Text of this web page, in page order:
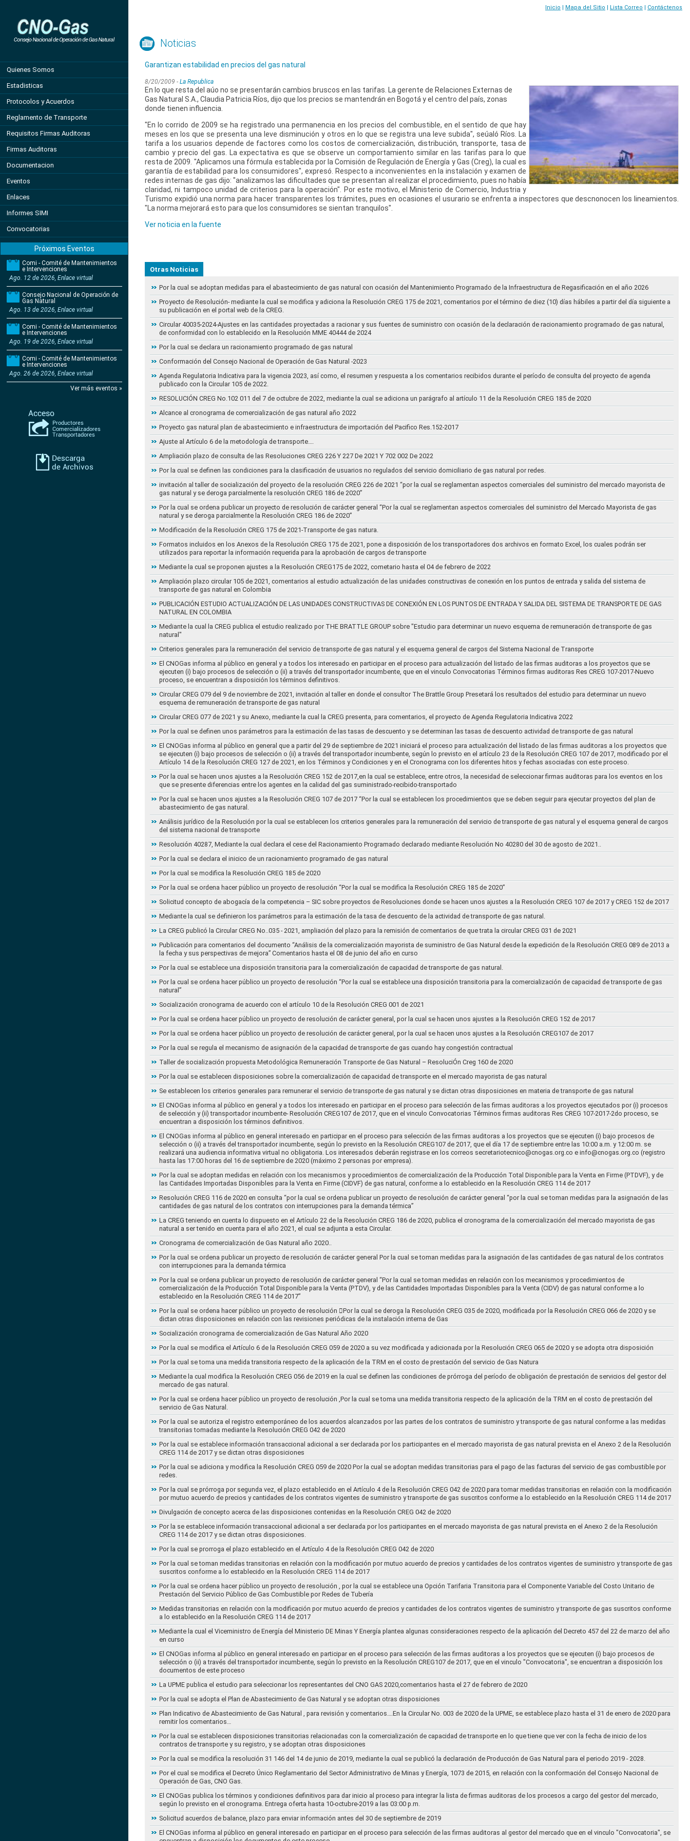
Quienes Somos
Estadisticas
Protocolos y Acuerdos
Reglamento de Transporte
Requisitos Firmas Auditoras
Firmas Auditoras
Documentacion
Eventos
Enlaces
Informes SIMI
Convocatorias
Próximos Eventos
Comi - Comité de Mantenimientos
e Intervenciones
Ago. 12 de 2026, Enlace virtual
Consejo Nacional de Operación de
Gas Natural
Ago. 13 de 2026, Enlace virtual
Comi - Comité de Mantenimientos
e Intervenciones
Ago. 19 de 2026, Enlace virtual
Comi - Comité de Mantenimientos
e Intervenciones
Ago. 26 de 2026, Enlace virtual
Ver más eventos »
Inicio | Mapa del Sitio | Lista Correo | Contáctenos
Noticias
Garantizan estabilidad en precios del gas natural
8/20/2009 - La Republica
En lo que resta del aúo no se presentarán cambios bruscos en las tarifas. La gerente de Relaciones Externas de
Gas Natural S.A., Claudia Patricia Ríos, dijo que los precios se mantendrán en Bogotá y el centro del país, zonas
donde tienen influencia.
"En lo corrido de 2009 se ha registrado una permanencia en los precios del combustible, en el sentido de que hay
meses en los que se presenta una leve disminución y otros en lo que se registra una leve subida", seúaló Ríos. La
tarifa a los usuarios depende de factores como los costos de comercialización, distribución, transporte, tasa de
cambio y precio del gas. La expectativa es que se observe un comportamiento similar en las tarifas para lo que
resta de 2009. "Aplicamos una fórmula establecida por la Comisión de Regulación de Energía y Gas (Creg), la cual es
garantía de estabilidad para los consumidores", expresó. Respecto a inconvenientes en la instalación y examen de
redes internas de gas dijo: "analizamos las dificultades que se presentan al realizar el procedimiento, pues no había
claridad, ni tampoco unidad de criterios para la operación". Por este motivo, el Ministerio de Comercio, Industria y
Turismo expidió una norma para hacer transparentes los trámites, pues en ocasiones el usurario se enfrenta a inspectores que descnonocen los lineamientos.
"La norma mejorará esto para que los consumidores se sientan tranquilos".
Ver noticia en la fuente
Otras Noticias
Por la cual se adoptan medidas para el abastecimiento de gas natural con ocasión del Mantenimiento Programado de la Infraestructura de Regasificación en el año 2026
Proyecto de Resolución- mediante la cual se modifica y adiciona la Resolución CREG 175 de 2021, comentarios por el término de diez (10) días hábiles a partir del día siguiente a
su publicación en el portal web de la CREG.
Circular 40035-2024-Ajustes en las cantidades proyectadas a racionar y sus fuentes de suministro con ocasión de la declaración de racionamiento programado de gas natural,
de conformidad con lo establecido en la Resolución MME 40444 de 2024
Por la cual se declara un racionamiento programado de gas natural
Conformación del Consejo Nacional de Operación de Gas Natural -2023
Agenda Regulatoria Indicativa para la vigencia 2023, así como, el resumen y respuesta a los comentarios recibidos durante el período de consulta del proyecto de agenda
publicado con la Circular 105 de 2022.
RESOLUCIÓN CREG No.102 011 del 7 de octubre de 2022, mediante la cual se adiciona un parágrafo al artículo 11 de la Resolución CREG 185 de 2020
Alcance al cronograma de comercialización de gas natural año 2022
Proyecto gas natural plan de abastecimiento e infraestructura de importación del Pacifico Res.152-2017
Ajuste al Artículo 6 de la metodología de transporte….
Ampliación plazo de consulta de las Resoluciones CREG 226 Y 227 De 2021 Y 702 002 De 2022
Por la cual se definen las condiciones para la clasificación de usuarios no regulados del servicio domiciliario de gas natural por redes.
invitación al taller de socialización del proyecto de la resolución CREG 226 de 2021 “por la cual se reglamentan aspectos comerciales del suministro del mercado mayorista de
gas natural y se deroga parcialmente la resolución CREG 186 de 2020”
Por la cual se ordena publicar un proyecto de resolución de carácter general “Por la cual se reglamentan aspectos comerciales del suministro del Mercado Mayorista de gas
natural y se deroga parcialmente la Resolución CREG 186 de 2020”
Modificación de la Resolución CREG 175 de 2021-Transporte de gas natura.
Formatos incluidos en los Anexos de la Resolución CREG 175 de 2021, pone a disposición de los transportadores dos archivos en formato Excel, los cuales podrán ser
utilizados para reportar la información requerida para la aprobación de cargos de transporte
Mediante la cual se proponen ajustes a la Resolución CREG175 de 2022, cometario hasta el 04 de febrero de 2022
Ampliación plazo circular 105 de 2021, comentarios al estudio actualización de las unidades constructivas de conexión en los puntos de entrada y salida del sistema de
transporte de gas natural en Colombia
PUBLICACIÓN ESTUDIO ACTUALIZACIÓN DE LAS UNIDADES CONSTRUCTIVAS DE CONEXIÓN EN LOS PUNTOS DE ENTRADA Y SALIDA DEL SISTEMA DE TRANSPORTE DE GAS
NATURAL EN COLOMBIA
Mediante la cual la CREG publica el estudio realizado por THE BRATTLE GROUP sobre "Estudio para determinar un nuevo esquema de remuneración de transporte de gas
natural"
Criterios generales para la remuneración del servicio de transporte de gas natural y el esquema general de cargos del Sistema Nacional de Transporte
El CNOGas informa al público en general y a todos los interesado en participar en el proceso para actualización del listado de las firmas auditoras a los proyectos que se
ejecuten (i) bajo procesos de selección o (ii) a través del transportador incumbente, que en el vinculo Convocatorias Términos firmas auditoras Res CREG 107-2017-Nuevo
proceso, se encuentran a disposición los términos definitivos.
Circular CREG 079 del 9 de noviembre de 2021, invitación al taller en donde el consultor The Brattle Group Presetará los resultados del estudio para determinar un nuevo
esquema de remuneración de transporte de gas natural
Circular CREG 077 de 2021 y su Anexo, mediante la cual la CREG presenta, para comentarios, el proyecto de Agenda Regulatoria Indicativa 2022
Por la cual se definen unos parámetros para la estimación de las tasas de descuento y se determinan las tasas de descuento actividad de transporte de gas natural
El CNOGas informa al público en general que a partir del 29 de septiembre de 2021 iniciará el proceso para actualización del listado de las firmas auditoras a los proyectos que
se ejecuten (i) bajo procesos de selección o (ii) a través del transportador incumbente, según lo previsto en el artículo 23 de la Resolución CREG 107 de 2017, modificado por el
Artículo 14 de la Resolución CREG 127 de 2021, en los Términos y Condiciones y en el Cronograma con los diferentes hitos y fechas asociadas con este proceso.
Por la cual se hacen unos ajustes a la Resolución CREG 152 de 2017,en la cual se establece, entre otros, la necesidad de seleccionar firmas auditoras para los eventos en los
que se presente diferencias entre los agentes en la calidad del gas suministrado-recibido-transportado
Por la cual se hacen unos ajustes a la Resolución CREG 107 de 2017 “Por la cual se establecen los procedimientos que se deben seguir para ejecutar proyectos del plan de
abastecimiento de gas natural.
Análisis jurídico de la Resolución por la cual se establecen los criterios generales para la remuneración del servicio de transporte de gas natural y el esquema general de cargos
del sistema nacional de transporte
Resolución 40287, Mediante la cual declara el cese del Racionamiento Programado declarado mediante Resolución No 40280 del 30 de agosto de 2021..
Por la cual se declara el inicico de un racionamiento programado de gas natural
Por la cual se modifica la Resolución CREG 185 de 2020
Por la cual se ordena hacer público un proyecto de resolución “Por la cual se modifica la Resolución CREG 185 de 2020”
Solicitud concepto de abogacía de la competencia – SIC sobre proyectos de Resoluciones donde se hacen unos ajustes a la Resolución CREG 107 de 2017 y CREG 152 de 2017
Mediante la cual se definieron los parámetros para la estimación de la tasa de descuento de la actividad de transporte de gas natural.
La CREG publicó la Circular CREG No..035 - 2021, ampliación del plazo para la remisión de comentarios de que trata la circular CREG 031 de 2021
Publicación para comentarios del documento “Análisis de la comercialización mayorista de suministro de Gas Natural desde la expedición de la Resolución CREG 089 de 2013 a
la fecha y sus perspectivas de mejora” Comentarios hasta el 08 de junio del año en curso
Por la cual se establece una disposición transitoria para la comercialización de capacidad de transporte de gas natural.
Por la cual se ordena hacer público un proyecto de resolución “Por la cual se establece una disposición transitoria para la comercialización de capacidad de transporte de gas
natural”
Socialización cronograma de acuerdo con el artículo 10 de la Resolución CREG 001 de 2021
Por la cual se ordena hacer público un proyecto de resolución de carácter general, por la cual se hacen unos ajustes a la Resolución CREG 152 de 2017
Por la cual se ordena hacer público un proyecto de resolución de carácter general, por la cual se hacen unos ajustes a la Resolución CREG107 de 2017
Por la cual se regula el mecanismo de asignación de la capacidad de transporte de gas cuando hay congestión contractual
Taller de socialización propuesta Metodológica Remuneración Transporte de Gas Natural – ResoluciÓn Creg 160 de 2020
Por la cual se establecen disposiciones sobre la comercialización de capacidad de transporte en el mercado mayorista de gas natural
Se establecen los criterios generales para remunerar el servicio de transporte de gas natural y se dictan otras disposiciones en materia de transporte de gas natural
El CNOGas informa al público en general y a todos los interesado en participar en el proceso para selección de las firmas auditoras a los proyectos ejecutados por (i) procesos
de selección y (ii) transportador incumbente- Resolución CREG107 de 2017, que en el vinculo Convocatorias Términos firmas auditoras Res CREG 107-2017-2do proceso, se
encuentran a disposición los términos definitivos.
El CNOGas informa al público en general interesado en participar en el proceso para selección de las firmas auditoras a los proyectos que se ejecuten (i) bajo procesos de
selección o (ii) a través del transportador incumbente, según lo previsto en la Resolución CREG107 de 2017, que el día 17 de septiembre entre las 10:00 a.m. y 12:00 m. se
realizará una audiencia informativa virtual no obligatoria. Los interesados deberán registrase en los correos secretariotecnico@cnogas.org.co e info@cnogas.org.co (registro
hasta las 17:00 horas del 16 de septiembre de 2020 (máximo 2 personas por empresa).
Por la cual se adoptan medidas en relación con los mecanismos y procedimientos de comercialización de la Producción Total Disponible para la Venta en Firme (PTDVF), y de
las Cantidades Importadas Disponibles para la Venta en Firme (CIDVF) de gas natural, conforme a lo establecido en la Resolución CREG 114 de 2017
Resolución CREG 116 de 2020 en consulta “por la cual se ordena publicar un proyecto de resolución de carácter general “por la cual se toman medidas para la asignación de las
cantidades de gas natural de los contratos con interrupciones para la demanda térmica”
La CREG teniendo en cuenta lo dispuesto en el Artículo 22 de la Resolución CREG 186 de 2020, publica el cronograma de la comercialización del mercado mayorista de gas
natural a ser tenido en cuenta para el año 2021, el cual se adjunta a esta Circular.
Cronograma de comercialización de Gas Natural año 2020..
Por la cual se ordena publicar un proyecto de resolución de carácter general Por la cual se toman medidas para la asignación de las cantidades de gas natural de los contratos
con interrupciones para la demanda térmica
Por la cual se ordena publicar un proyecto de resolución de carácter general “Por la cual se toman medidas en relación con los mecanismos y procedimientos de
comercialización de la Producción Total Disponible para la Venta (PTDV), y de las Cantidades Importadas Disponibles para la Venta (CIDV) de gas natural conforme a lo
establecido en la Resolución CREG 114 de 2017”
Por la cual se ordena hacer público un proyecto de resolución 􀂴Por la cual se deroga la Resolución CREG 035 de 2020, modificada por la Resolución CREG 066 de 2020 y se
dictan otras disposiciones en relación con las revisiones periódicas de la instalación interna de Gas
Socialización cronograma de comercialización de Gas Natural Año 2020
Por la cual se modifica el Artículo 6 de la Resolución CREG 059 de 2020 a su vez modificada y adicionada por la Resolución CREG 065 de 2020 y se adopta otra disposición
Por la cual se toma una medida transitoria respecto de la aplicación de la TRM en el costo de prestación del servicio de Gas Natura
Mediante la cual modifica la Resolución CREG 056 de 2019 en la cual se definen las condiciones de prórroga del período de obligación de prestación de servicios del gestor del
mercado de gas natural.
Por la cual se ordena hacer público un proyecto de resolución ,Por la cual se toma una medida transitoria respecto de la aplicación de la TRM en el costo de prestación del
servicio de Gas Natural.
Por la cual se autoriza el registro extemporáneo de los acuerdos alcanzados por las partes de los contratos de suministro y transporte de gas natural conforme a las medidas
transitorias tomadas mediante la Resolución CREG 042 de 2020
Por la cual se establece información transaccional adicional a ser declarada por los participantes en el mercado mayorista de gas natural prevista en el Anexo 2 de la Resolución
CREG 114 de 2017 y se dictan otras disposiciones
Por la cual se adiciona y modifica la Resolución CREG 059 de 2020 Por la cual se adoptan medidas transitorias para el pago de las facturas del servicio de gas combustible por
redes.
Por la cual se prórroga por segunda vez, el plazo establecido en el Artículo 4 de la Resolución CREG 042 de 2020 para tomar medidas transitorias en relación con la modificación
por mutuo acuerdo de precios y cantidades de los contratos vigentes de suministro y transporte de gas suscritos conforme a lo establecido en la Resolución CREG 114 de 2017
Divulgación de concepto acerca de las disposiciones contenidas en la Resolución CREG 042 de 2020
Por la se establece información transaccional adicional a ser declarada por los participantes en el mercado mayorista de gas natural prevista en el Anexo 2 de la Resolución
CREG 114 de 2017 y se dictan otras disposiciones.
Por la cual se prorroga el plazo establecido en el Artículo 4 de la Resolución CREG 042 de 2020
Por la cual se toman medidas transitorias en relación con la modificación por mutuo acuerdo de precios y cantidades de los contratos vigentes de suministro y transporte de gas
suscritos conforme a lo establecido en la Resolución CREG 114 de 2017
Por la cual se ordena hacer público un proyecto de resolución , por la cual se establece una Opción Tarifaria Transitoria para el Componente Variable del Costo Unitario de
Prestación del Servicio Público de Gas Combustible por Redes de Tubería
Medidas transitorias en relación con la modificación por mutuo acuerdo de precios y cantidades de los contratos vigentes de suministro y transporte de gas suscritos conforme
a lo establecido en la Resolución CREG 114 de 2017
Mediante la cual el Viceministro de Energía del Ministerio DE Minas Y Energía plantea algunas consideraciones respecto de la aplicación del Decreto 457 del 22 de marzo del año
en curso
El CNOGas informa al público en general interesado en participar en el proceso para selección de las firmas auditoras a los proyectos que se ejecuten (i) bajo procesos de
selección o (ii) a través del transportador incumbente, según lo previsto en la Resolución CREG107 de 2017, que en el vinculo "Convocatoria", se encuentran a disposición los
documentos de este proceso
La UPME publica el estudio para seleccionar los representantes del CNO GAS 2020,comentarios hasta el 27 de febrero de 2020
Por la cual se adopta el Plan de Abastecimiento de Gas Natural y se adoptan otras disposiciones
Plan Indicativo de Abastecimiento de Gas Natural , para revisión y comentarios….En la Circular No. 003 de 2020 de la UPME, se establece plazo hasta el 31 de enero de 2020 para
remitir los comentarios…
Por la cual se establecen disposiciones transitorias relacionadas con la comercialización de capacidad de transporte en lo que tiene que ver con la fecha de inicio de los
contratos de transporte y su registro, y se adoptan otras disposiciones
Por la cual se modifica la resolución 31 146 del 14 de junio de 2019, mediante la cual se publicó la declaración de Producción de Gas Natural para el periodo 2019 - 2028.
Por el cual se modifica el Decreto Único Reglamentario del Sector Administrativo de Minas y Energía, 1073 de 2015, en relación con la conformación del Consejo Nacional de
Operación de Gas, CNO Gas.
El CNOGas publica los términos y condiciones definitivos para dar inicio al proceso para integrar la lista de firmas auditoras de los procesos a cargo del gestor del mercado,
según lo previsto en el cronograma. Entrega oferta hasta 10-octubre-2019 a las 03:00 p.m.
Solicitud acuerdos de balance, plazo para enviar información antes del 30 de septiembre de 2019
El CNOGas informa al público en general interesado en participar en el proceso para selección de las firmas auditoras al gestor del mercado que en el vinculo "Convocatoria", se